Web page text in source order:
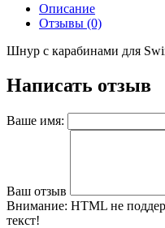
Описание
Отзывы (0)
Шнур с карабинами для
Написать отзыв
Ваше имя:
Ваш отзыв
Внимание: HTML не
текст!